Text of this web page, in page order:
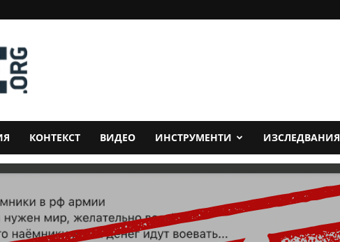
КОНТЕКСТ ВИДЕО ИНСТРУМЕНТИ ИЗСЛЕДВАНИЯ